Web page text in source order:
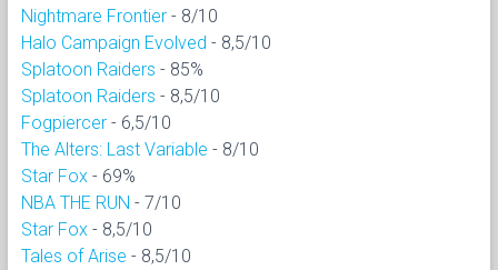
Nightmare Frontier - 8/10
Halo Campaign Evolved - 8,5/10
Splatoon Raiders - 85%
Splatoon Raiders - 8,5/10
Fogpiercer - 6,5/10
The Alters: Last Variable - 8/10
Star Fox - 69%
NBA THE RUN - 7/10
Star Fox - 8,5/10
Tales of Arise - 8,5/10